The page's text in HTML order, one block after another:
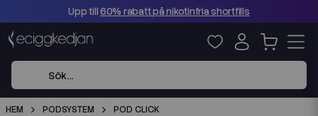
Upp till60% rabatt på nikotinfria shortfills
HEM PODSYSTEM POD CLICK